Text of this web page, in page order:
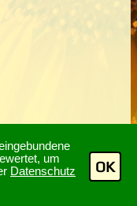
um
Datenschutz
OK